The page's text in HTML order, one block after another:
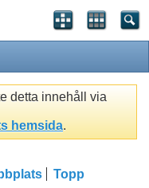
detta innehåll via
hemsida.
Topp